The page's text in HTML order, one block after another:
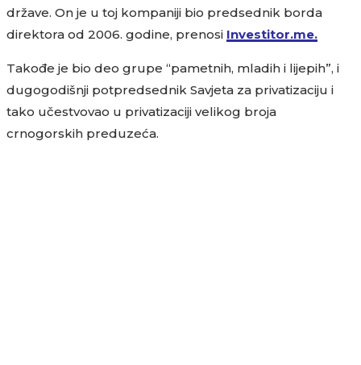
države. On je u toj kompaniji bio predsednik borda
direktora od 2006. godine, prenosi Investitor.me.
Takođe je bio deo grupe “pametnih, mladih i lijepih”, i
dugogodišnji potpredsednik Savjeta za privatizaciju i
tako učestvovao u privatizaciji velikog broja
crnogorskih preduzeća.